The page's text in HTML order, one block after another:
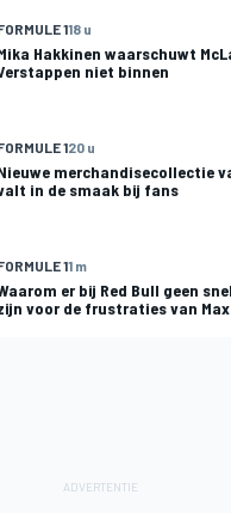
118 u
Hakkinen waarschuwt
niet binnen
120 u
merchandisecollectie
in de smaak bij fans
11 m
er bij Red Bull geen
voor de frustraties van